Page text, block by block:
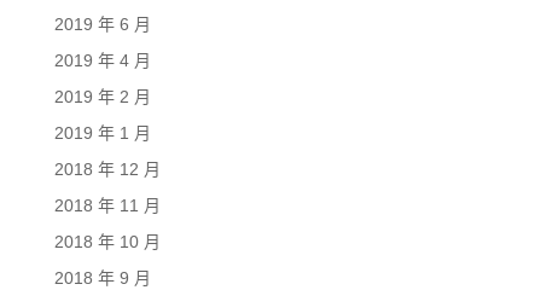
2019 年 6 月
2019 年 4 月
2019 年 2 月
2019 年 1 月
2018 年 12 月
2018 年 11 月
2018 年 10 月
2018 年 9 月